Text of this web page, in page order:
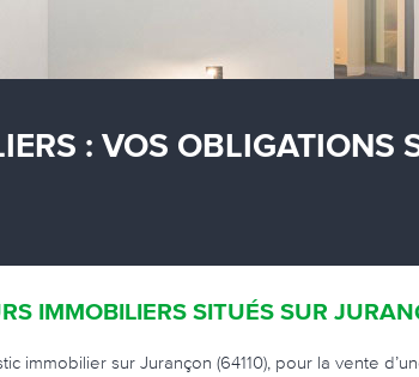
: VOS OBLIGATIONS
IMMOBILIERS SITUÉS SUR
immobilier sur Jurançon (64110), pour la vente